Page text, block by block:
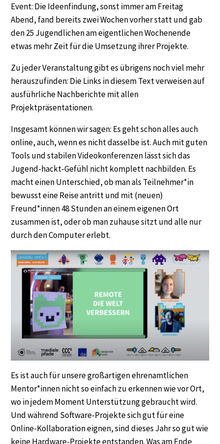
Event: Die Ideenfindung, sonst immer am Freitag
Abend, fand bereits zwei Wochen vorher statt und gab
den 25 Jugendlichen am eigentlichen Wochenende
etwas mehr Zeit für die Umsetzung ihrer Projekte.
Zu jeder Veranstaltung gibt es übrigens noch viel mehr
herauszufinden: Die Links in diesem Text verweisen auf
ausführliche Nachberichte mit allen
Projektpräsentationen.
Insgesamt können wir sagen: Es geht schon alles auch
online, auch, wenn es nicht dasselbe ist. Auch mit guten
Tools und stabilen Videokonferenzen lässt sich das
Jugend-hackt-Gefühl nicht komplett nachbilden. Es
macht einen Unterschied, ob man als Teilnehmer*in
bewusst eine Reise antritt und mit (neuen)
Freund*innen 48 Stunden an einem eigenen Ort
zusammen ist, oder ob man zuhause sitzt und alle nur
durch den Computer erlebt.
Es ist auch für unsere großartigen ehrenamtlichen
Mentor*innen nicht so einfach zu erkennen wie vor Ort,
wo in jedem Moment Unterstützung gebraucht wird.
Und während Software-Projekte sich gut für eine
Online-Kollaboration eignen, sind dieses Jahr so gut wie
keine Hardware-Projekte entstanden. Was am Ende